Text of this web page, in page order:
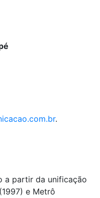
.
a partir da unificação
e Metrô